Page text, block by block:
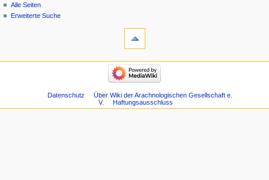
Alle Seiten
Erweiterte Suche
Datenschutz
Über Wiki der Arachnologischen Gesellschaft e.
V.
Haftungsausschluss